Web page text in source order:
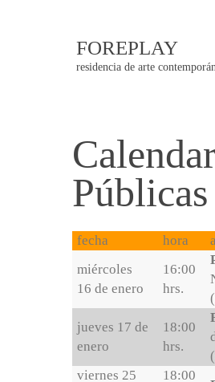
FOREPLAY
residencia de arte
Públicas
fecha hora
miércoles
16 de enero
16:00
hrs.
(
jueves 17 de
enero
18:00
hrs.
(
viernes 25
18:00